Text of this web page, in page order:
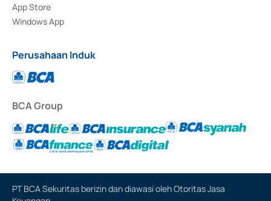
App Store
Windows App
Perusahaan Induk
BCA Group
PT BCA Sekuritas berizin dan diawasi oleh Otoritas Jasa